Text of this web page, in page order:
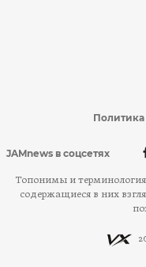
JAMnews в соцсетях
Топонимы и
содержащиеся в них